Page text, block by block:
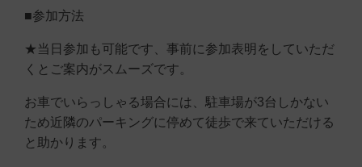
■参加方法
★当日参加も可能です、事前に参加表明をしていただ
くとご案内がスムーズです。
お車でいらっしゃる場合には、駐車場が3台しかない
ため近隣のパーキングに停めて徒歩で来ていただける
と助かります。